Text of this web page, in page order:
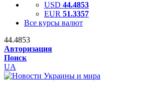
USD 44.4853
EUR 51.3357
Все курсы валют
44.4853
Авторизация
Поиск
UA